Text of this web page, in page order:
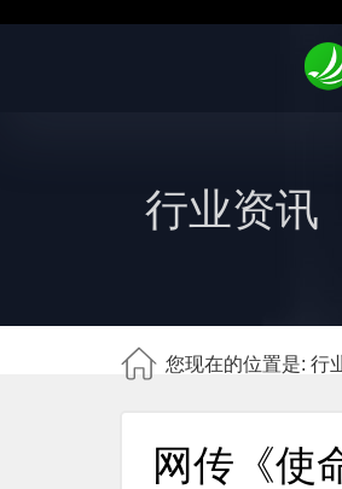
行业资讯
您现在的位置是: 行
网传《使